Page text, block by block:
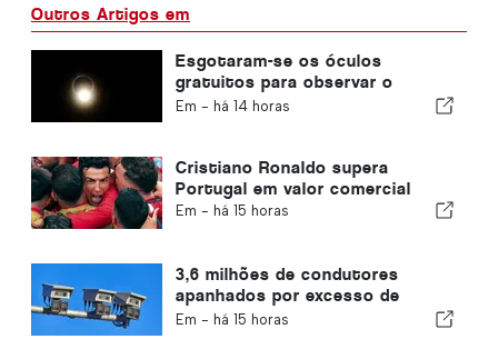
Outros Artigos em
Esgotaram-se os óculos
gratuitos para observar o
eclipse solar total em Portugal
Em - há 14 horas
Cristiano Ronaldo supera
Portugal em valor comercial
Em - há 15 horas
3,6 milhões de condutores
apanhados por excesso de
velocidade em Portugal nos
Em - há 15 horas